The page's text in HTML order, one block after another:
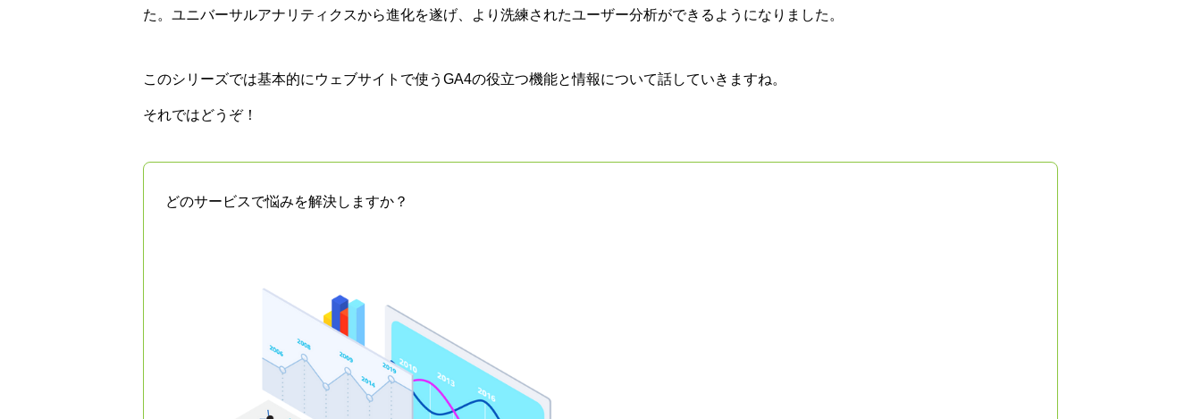
た。ユニバーサルアナリティクスから進化を遂げ、より洗練されたユーザー分析ができるようになりました。
このシリーズでは基本的にウェブサイトで使うGA4の役立つ機能と情報について話していきますね。
それではどうぞ！
どのサービスで悩みを解決しますか？